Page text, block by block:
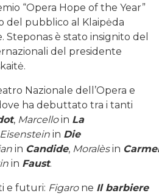
“Opera Hope of the Year”
del pubblico al Klaipėda
Steponas è stato insignito del
del presidente
Nazionale dell’Opera e
ha debuttato tra i tanti
, Marcelloin La
in Die
in Candide, Moralèsin
in Faust.
e futuri: Figarone Il barbiere